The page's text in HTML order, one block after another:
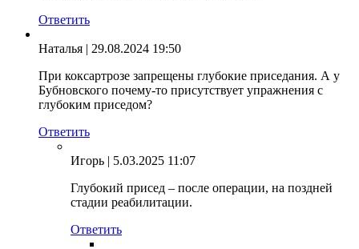
Ответить
Наталья | 29.08.2024 19:50
При коксартрозе запрещены глубокие приседания. А у
Бубновского почему-то присутствует упражнения с
глубоким приседом?
Ответить
Игорь | 5.03.2025 11:07
Глубокий присед – после операции, на поздней
стадии реабилитации.
Ответить